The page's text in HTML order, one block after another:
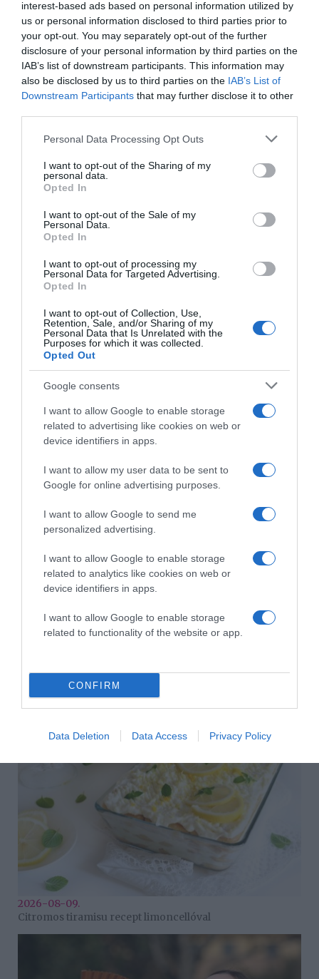
interest-based ads based on personal information utilized by
us or personal information disclosed to third parties prior to
your opt-out. You may separately opt-out of the further
disclosure of your personal information by third parties on the
IAB’s list of downstream participants. This information may
also be disclosed by us to third parties on the IAB’s List of
Downstream Participants that may further disclose it to other
Please note that this website/app uses one or more Google
not limited to your visit or usage behaviour. You may click to
grant or deny consent to Google and its third-party tags to
use your data for below specified purposes in below Google
consent section.
Personal Data Processing Opt Outs
I want to opt-out of the Sharing of my
personal data.
Opted In
I want to opt-out of the Sale of my
Personal Data.
Opted In
I want to opt-out of processing my
Personal Data for Targeted Advertising.
Opted In
I want to opt-out of Collection, Use,
Retention, Sale, and/or Sharing of my
Personal Data that Is Unrelated with the
Purposes for which it was collected.
Opted Out
Google consents
I want to allow Google to enable storage
related to advertising like cookies on web or
device identifiers in apps.
I want to allow my user data to be sent to
Google for online advertising purposes.
I want to allow Google to send me
personalized advertising.
I want to allow Google to enable storage
related to analytics like cookies on web or
device identifiers in apps.
I want to allow Google to enable storage
related to functionality of the website or app.
CONFIRM
Data Deletion Data Access Privacy Policy
Csak eljátszani tudja a drogost
Elmondása szerint soha nemélt kábítószerekkel. A part
és később A Wall Street farkasa című filmekben is drogos
szerepet alakított. Utóbbira úgy készült fel, hogy
konzultált egy drogszakértővel, ami láthatóan
kifizetődött: megdöbbentő hitelességgel alakította a
drogmámorban úszó brókert a drámában.
szerepeihez, kivételes tehetsége predesztinálta volna az
Oscar-díjra, ám több mint egy évtizedet kellett várnia rá.
szarvasmájat egyen A visszatérő című film forgatásán. A
főszerepért végre elnyerte az Oscart.
A színésznek számos halálközeli élménye volt. Először
merülés során, és alig tudott elmenekülni előle. Majd a
repülőgépe motorja felrobbant a Delta Airlines járat
fedélzetén (a gép ekkor kényszerleszállást hajtott végre).
Aztán következett egy ejtőernyős baleset, ahol két
ejtőernyő összecsavarodott. Szerencsére tandemugrás
volt, így partnere képes volt kibogozni az ernyőket, és
alkalommal üzleti úton volt, és kinézett a repülőgép
ablakán, észrevette, hogy a szárny lángra lobban.
senki nem mondott semmit. Én üvöltve kérdeztem, hogy
mi történik ott, mire mások nyugodt hangon felelték: egy
Show-ban DiCaprio.
Megosztás: Facebook Twitter Pinterest
Leonardo DiCaprio
halálközeli élmény
őrangyalok
HASONLÓ BEJEGYZÉSEK
2026-08-09.
Citromos tiramisu recept limoncellóval